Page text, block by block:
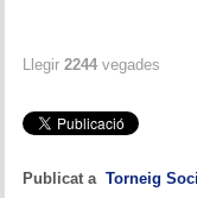
Llegir 2244 vegades
Publicat a Torneig